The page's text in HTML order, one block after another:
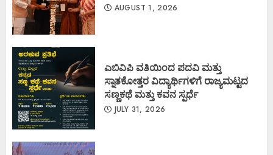
AUGUST 1, 2026
ಎಬಿವಿಪಿ ವತಿಯಿಂದ ಪದವಿ ಮತ್ತು
ಸ್ನಾತಕೋತ್ತರ ವಿದ್ಯಾರ್ಥಿಗಳಿಗೆ ರಾಜ್ಯಮಟ್ಟದ
ಸಣ್ಣಕಥೆ ಮತ್ತು ಕವನ ಸ್ಪರ್ಧೆ
JULY 31, 2026